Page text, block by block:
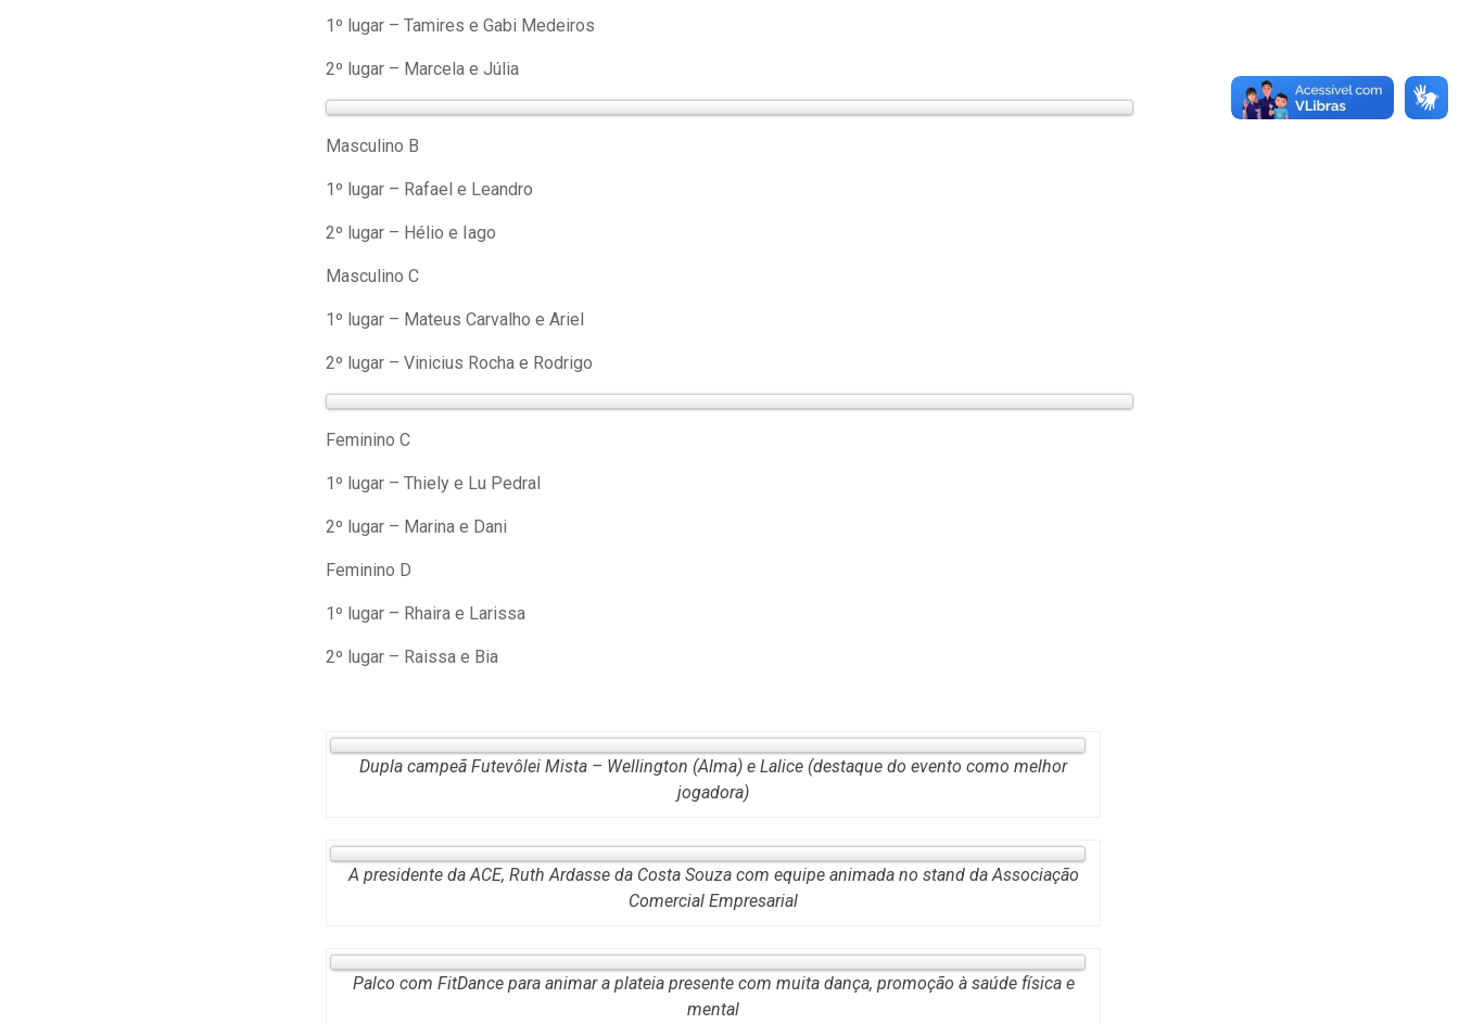
1º lugar – Tamires e Gabi Medeiros
2º lugar – Marcela e Júlia
Masculino B
1º lugar – Rafael e Leandro
2º lugar – Hélio e Iago
Masculino C
1º lugar – Mateus Carvalho e Ariel
2º lugar – Vinicius Rocha e Rodrigo
Feminino C
1º lugar – Thiely e Lu Pedral
2º lugar – Marina e Dani
Feminino D
1º lugar – Rhaira e Larissa
2º lugar – Raissa e Bia
Dupla campeã Futevôlei Mista – Wellington (Alma) e Lalice (destaque do evento como melhor
jogadora)
A presidente da ACE, Ruth Ardasse da Costa Souza com equipe animada no stand da Associação
Comercial Empresarial
Palco com FitDance para animar a plateia presente com muita dança, promoção à saúde física e
mental